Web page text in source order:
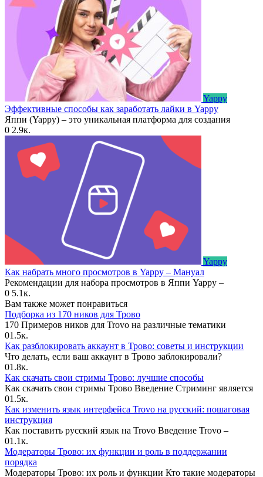
Yappy
Эффективные способы как заработать лайки в Yappy
Яппи (Yappy) – это уникальная платформа для создания
0 2.9к.
Yappy
Как набрать много просмотров в Yappy – Мануал
Рекомендации для набора просмотров в Яппи Yappy –
0 5.1к.
Вам также может понравиться
Подборка из 170 ников для Трово
170 Примеров ников для Trovo на различные тематики
01.5к.
Как разблокировать аккаунт в Трово: советы и инструкции
Что делать, если ваш аккаунт в Трово заблокировали?
01.8к.
Как скачать свои стримы Трово: лучшие способы
Как скачать свои стримы Трово Введение Стриминг является
01.5к.
Как изменить язык интерфейса Trovo на русский: пошаговая
инструкция
Как поставить русский язык на Trovo Введение Trovo –
01.1к.
Модераторы Трово: их функции и роль в поддержании
порядка
Модераторы Трово: их роль и функции Кто такие модераторы